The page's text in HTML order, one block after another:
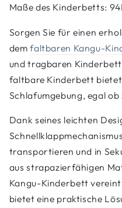
Maße des Kinderbetts:
Sorgen Sie für einen
dem faltbaren Kangu-
und tragbaren
faltbare Kinderbett bietet
Schlafumgebung, egal
Dank seines leichten
transportieren und in
aus strapazierfähigen
Kangu-Kinderbett
bietet eine praktische